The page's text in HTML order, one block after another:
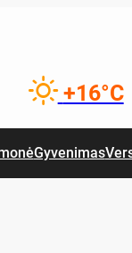
+16°C
Gyvenimas